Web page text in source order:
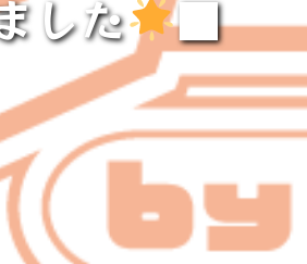
した
■